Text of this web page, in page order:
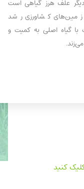
علف هرز گیاهی است
زمین‌های کشاورزی رشد
با گیاه اصلی به کمیت و
کنید